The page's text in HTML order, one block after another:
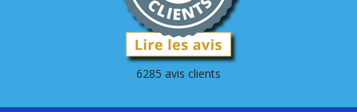
6285 avis clients